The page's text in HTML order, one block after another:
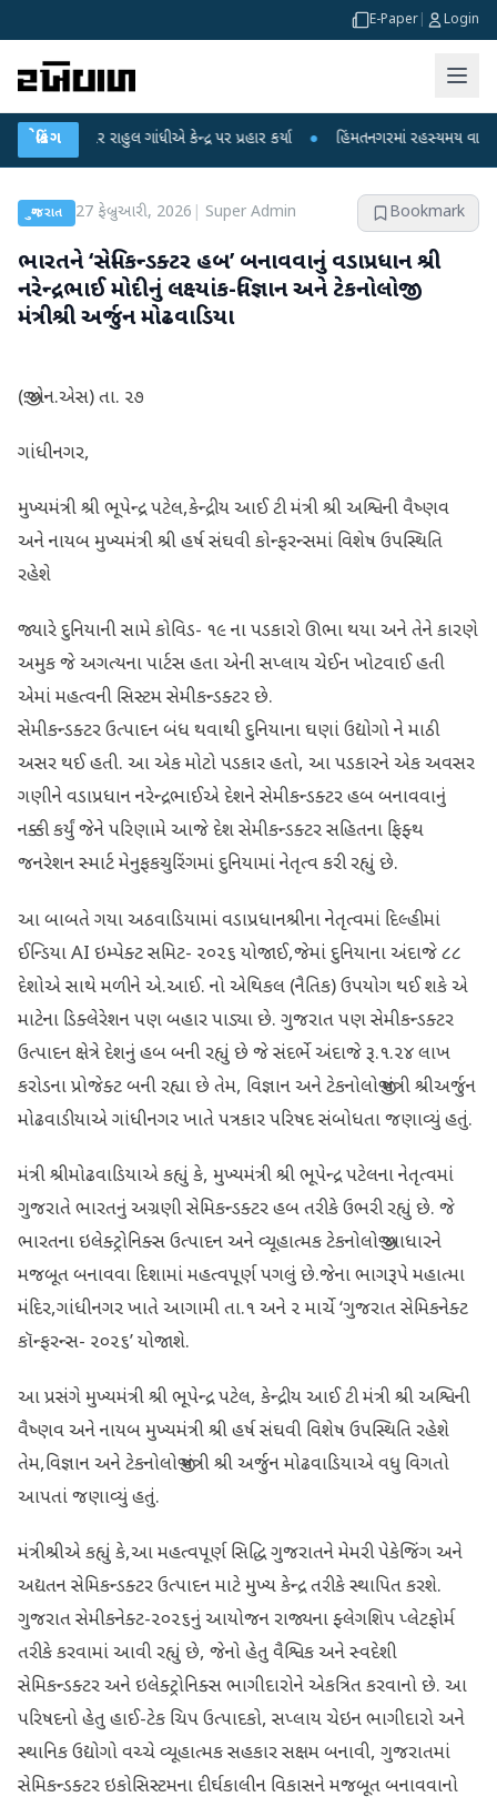
E-Paper Login
બ્રેકિંગ
ગાંધીએ કેન્દ્ર પર પ્રહાર કર્યા ● હિંમતનગરમાં રહસ્યમય વાયરસ કે ચાંદીપુરા? 6
ગુજરાત 27 ફેબ્રુઆરી, 2026 Super Admin Bookmark
ભારતને ‘સેમિકન્ડક્ટર હબ’ બનાવવાનું વડાપ્રધાન શ્રી
નરેન્દ્રભાઈ મોદીનું લક્ષ્યાંક-વિજ્ઞાન અને ટેકનોલોજી
મંત્રીશ્રી અર્જુન મોઢવાડિયા
(જી.એન.એસ) તા. ૨૭
ગાંધીનગર,
મુખ્યમંત્રી શ્રી ભૂપેન્દ્ર પટેલ,કેન્દ્રીય આઈ ટી મંત્રી શ્રી અશ્વિની વૈષ્ણવ
અને નાયબ મુખ્યમંત્રી શ્રી હર્ષ સંઘવી કોન્ફરન્સમાં વિશેષ ઉપસ્થિતિ
રહેશે
જ્યારે દુનિયાની સામે કોવિડ- ૧૯ ના પડકારો ઊભા થયા અને તેને કારણે
અમુક જે અગત્યના પાર્ટસ હતા એની સપ્લાય ચેઈન ખોટવાઈ હતી
એમાં મહત્વની સિસ્ટમ સેમીકન્ડક્ટર છે.
સેમીકન્ડક્ટર ઉત્પાદન બંધ થવાથી દુનિયાના ઘણાં ઉદ્યોગો ને માઠી
અસર થઈ હતી. આ એક મોટો પડકાર હતો, આ પડકારને એક અવસર
ગણીને વડાપ્રધાન નરેન્દ્રભાઈએ દેશને સેમીકન્ડક્ટર હબ બનાવવાનું
નક્કી કર્યું જેને પરિણામે આજે દેશ સેમીકન્ડક્ટર સહિતના ફિફ્થ
જનરેશન સ્માર્ટ મેનુફકચુરિંગમાં દુનિયામાં નેતૃત્વ કરી રહ્યું છે.
આ બાબતે ગયા અઠવાડિયામાં વડાપ્રધાનશ્રીના નેતૃત્વમાં દિલ્હીમાં
ઈન્ડિયા AI ઇમ્પેક્ટ સમિટ- ૨૦૨૬ યોજાઈ,જેમાં દુનિયાના અંદાજે ૮૮
દેશોએ સાથે મળીને એ.આઈ. નો એથિકલ (નૈતિક) ઉપયોગ થઈ શકે એ
માટેના ડિક્લેરેશન પણ બહાર પાડ્યા છે. ગુજરાત પણ સેમીકન્ડક્ટર
ઉત્પાદન ક્ષેત્રે દેશનું હબ બની રહ્યું છે‌ જે સંદર્ભે અંદાજે રૂ.૧.૨૪ લાખ
કરોડના પ્રોજેક્ટ બની રહ્યા છે તેમ, વિજ્ઞાન અને ટેકનોલોજી મંત્રી શ્રીઅર્જુન
મોઢવાડીયાએ ગાંધીનગર ખાતે પત્રકાર પરિષદ સંબોધતા જણાવ્યું હતું.
મંત્રી શ્રીમોઢવાડિયાએ કહ્યું કે, મુખ્યમંત્રી શ્રી ભૂપેન્દ્ર પટેલના નેતૃત્વમાં
ગુજરાતે ભારતનું અગ્રણી સેમિકન્ડક્ટર હબ તરીકે ઉભરી રહ્યું છે. જે
ભારતના ઇલેક્ટ્રોનિક્સ ઉત્પાદન અને વ્યૂહાત્મક ટેકનોલોજી આધારને
મજબૂત બનાવવા દિશામાં મહત્વપૂર્ણ પગલું છે.જેના ભાગરૂપે મહાત્મા
મંદિર,ગાંધીનગર ખાતે આગામી તા.૧ અને ૨ માર્ચે ‘ગુજરાત સેમિકનેક્ટ
કૉન્ફરન્સ- ૨૦૨૬’ યોજાશે.
આ પ્રસંગે મુખ્યમંત્રી શ્રી ભૂપેન્દ્ર પટેલ, કેન્દ્રીય આઈ ટી મંત્રી શ્રી અશ્વિની
વૈષ્ણવ અને નાયબ મુખ્યમંત્રી શ્રી હર્ષ સંઘવી વિશેષ ઉપસ્થિતિ રહેશે
તેમ,વિજ્ઞાન અને ટેકનોલોજી મંત્રી શ્રી અર્જુન મોઢવાડિયાએ વધુ વિગતો
આપતાં જણાવ્યું હતું.
મંત્રીશ્રીએ કહ્યું કે,આ મહત્વપૂર્ણ સિદ્ધિ ગુજરાતને મેમરી પેકેજિંગ અને
અદ્યતન સેમિકન્ડક્ટર ઉત્પાદન માટે મુખ્ય કેન્દ્ર તરીકે સ્થાપિત કરશે.
ગુજરાત સેમીકનેક્ટ-૨૦૨૬નું આયોજન રાજ્યના ફ્લેગશિપ પ્લેટફોર્મ
તરીકે કરવામાં આવી રહ્યું છે, જેનો હેતુ વૈશ્વિક અને સ્વદેશી
સેમિકન્ડક્ટર અને ઇલેક્ટ્રોનિક્સ ભાગીદારોને એકત્રિત કરવાનો છે. આ
પરિષદનો હેતુ હાઈ-ટેક ચિપ ઉત્પાદકો, સપ્લાય ચેઇન ભાગીદારો અને
સ્થાનિક ઉદ્યોગો વચ્ચે વ્યૂહાત્મક સહકાર સક્ષમ બનાવી, ગુજરાતમાં
સેમિકન્ડક્ટર ઇકોસિસ્ટમના દીર્ઘકાલીન વિકાસને મજબૂત બનાવવાનો